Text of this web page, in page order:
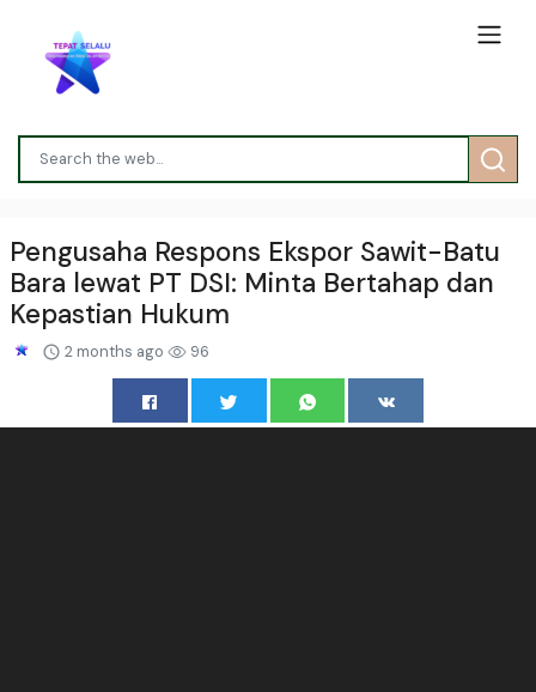
Pengusaha Respons Ekspor Sawit-Batu
Bara lewat PT DSI: Minta Bertahap dan
Kepastian Hukum
2 months ago 96